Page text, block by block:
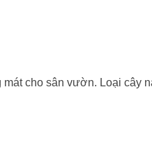
cho sân vườn. Loại cây